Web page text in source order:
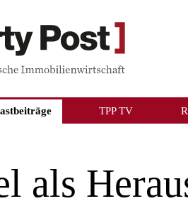
TPP TV
als